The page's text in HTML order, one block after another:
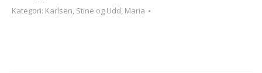
Kategori: Karlsen, Stine og Udd, Maria